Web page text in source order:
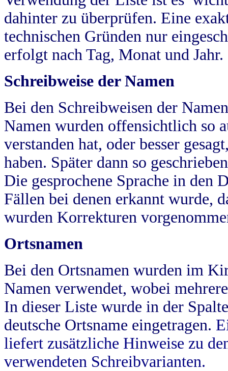
dahinter zu überprüfen. Eine
technischen Gründen nur
erfolgt nach Tag, Monat und Jahr.
Schreibweise der Namen
Bei den Schreibweisen der
Namen wurden offensichtlich so
verstanden hat, oder besser
haben. Später dann so
Die gesprochene Sprache in
Fällen bei denen erkannt wurde,
wurden Korrekturen
Ortsnamen
Bei den Ortsnamen wurden im
Namen verwendet, wobei
In dieser Liste wurde in der
deutsche Ortsname eingetragen.
liefert zusätzliche Hinweise zu
verwendeten Schreibvarianten.